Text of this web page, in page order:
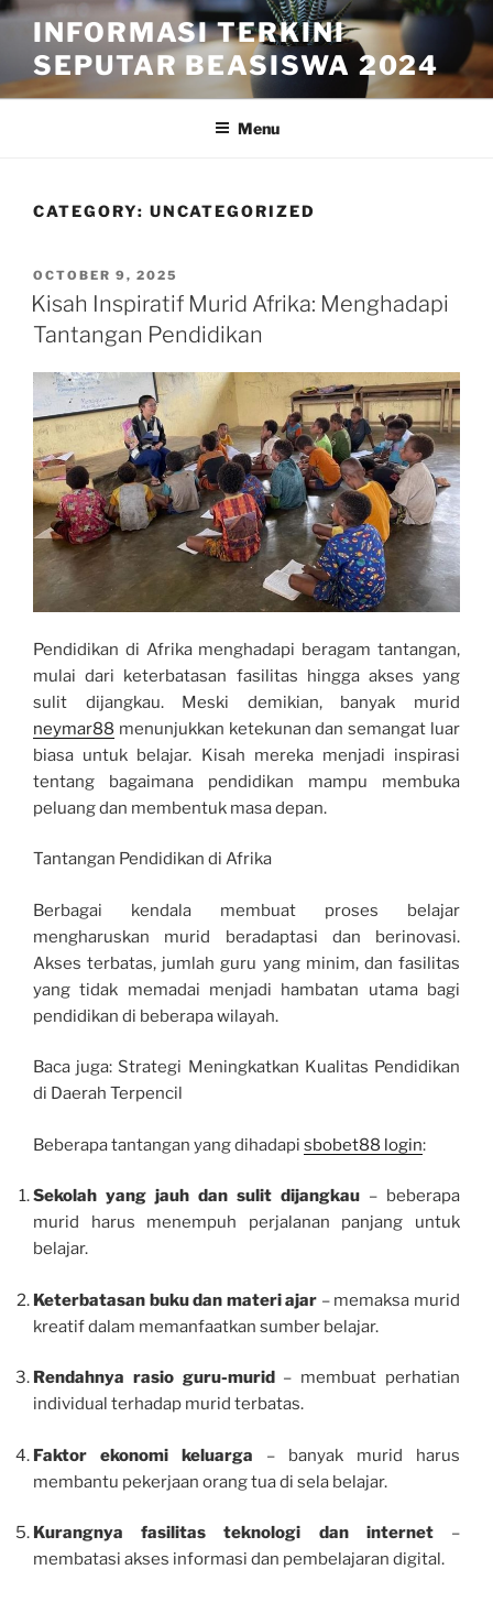
Skip
content
INFORMASI TERKINI
SEPUTAR BEASISWA 2024
Menu
CATEGORY: UNCATEGORIZED
POSTED
ON
OCTOBER 9, 2025
Kisah Inspiratif Murid Afrika: Menghadapi
Tantangan Pendidikan
Pendidikan di Afrika menghadapi beragam tantangan,
mulai dari keterbatasan fasilitas hingga akses yang
sulit dijangkau. Meski demikian, banyak murid
neymar88 menunjukkan ketekunan dan semangat luar
biasa untuk belajar. Kisah mereka menjadi inspirasi
tentang bagaimana pendidikan mampu membuka
peluang dan membentuk masa depan.
Tantangan Pendidikan di Afrika
Berbagai kendala membuat proses belajar
mengharuskan murid beradaptasi dan berinovasi.
Akses terbatas, jumlah guru yang minim, dan fasilitas
yang tidak memadai menjadi hambatan utama bagi
pendidikan di beberapa wilayah.
Baca juga: Strategi Meningkatkan Kualitas Pendidikan
di Daerah Terpencil
Beberapa tantangan yang dihadapi sbobet88 login:
Sekolah yang jauh dan sulit dijangkau – beberapa
murid harus menempuh perjalanan panjang untuk
belajar.
Keterbatasan buku dan materi ajar – memaksa murid
kreatif dalam memanfaatkan sumber belajar.
Rendahnya rasio guru-murid
– membuat perhatian
individual terhadap murid terbatas.
Faktor ekonomi keluarga – banyak murid harus
membantu pekerjaan orang tua di sela belajar.
Kurangnya fasilitas teknologi dan internet–
membatasi akses informasi dan pembelajaran digital.